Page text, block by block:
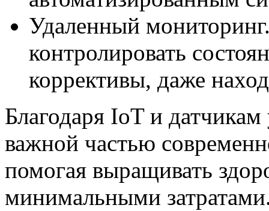
Удаленный
контролировать
коррективы, даже
Благодаря IoT и
важной частью
помогая выращивать
минимальными